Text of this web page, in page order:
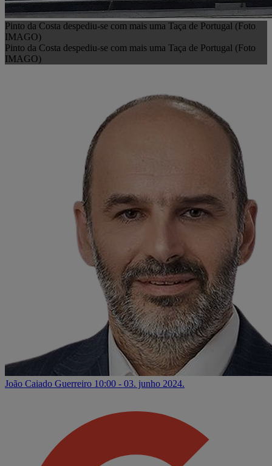
Pinto da Costa despediu-se com mais uma Taça de Portugal (Foto
IMAGO)
Pinto da Costa despediu-se com mais uma Taça de Portugal (Foto
IMAGO)
João Caiado Guerreiro 10:00 - 03. junho 2024.